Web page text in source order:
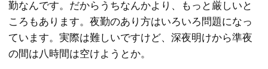
勤なんです。だからうちなんかより、もっと厳しいと
ころもあります。夜勤のあり方はいろいろ問題になっ
ています。実際は難しいですけど、深夜明けから準夜
の間は八時間は空けようとか。